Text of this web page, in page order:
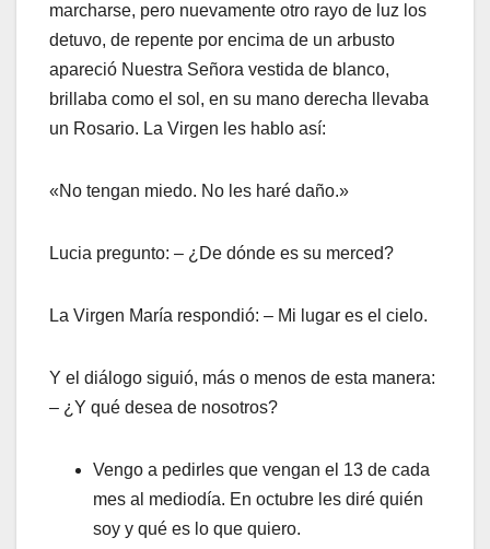
marcharse, pero nuevamente otro rayo de luz los
detuvo, de repente por encima de un arbusto
apareció Nuestra Señora vestida de blanco,
brillaba como el sol, en su mano derecha llevaba
un Rosario. La Virgen les hablo así:
«No tengan miedo. No les haré daño.»
Lucia pregunto: – ¿De dónde es su merced?
La Virgen María respondió: – Mi lugar es el cielo.
Y el diálogo siguió, más o menos de esta manera:
– ¿Y qué desea de nosotros?
Vengo a pedirles que vengan el 13 de cada
mes al mediodía. En octubre les diré quién
soy y qué es lo que quiero.